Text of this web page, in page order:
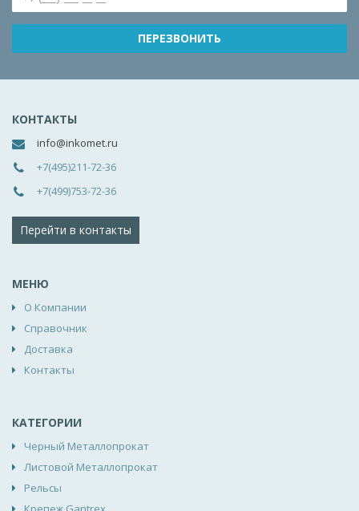
КОНТАКТЫ
info@inkomet.ru
+7(495)211-72-36
+7(499)753-72-36
Перейти в контакты
МЕНЮ
О Компании
Справочник
Доставка
Контакты
КАТЕГОРИИ
Черный Металлопрокат
Листовой Металлопрокат
Рельсы